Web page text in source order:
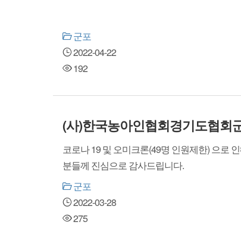
군포
2022-04-22
192
(사)한국농아인협회경기도협회
코로나 19 및 오미크론(49명 인원제한) 으로
분들께 진심으로 감사드립니다.
군포
2022-03-28
275